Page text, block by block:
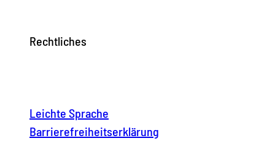
Rechtliches
Leichte Sprache
Barrierefreiheitserklärung